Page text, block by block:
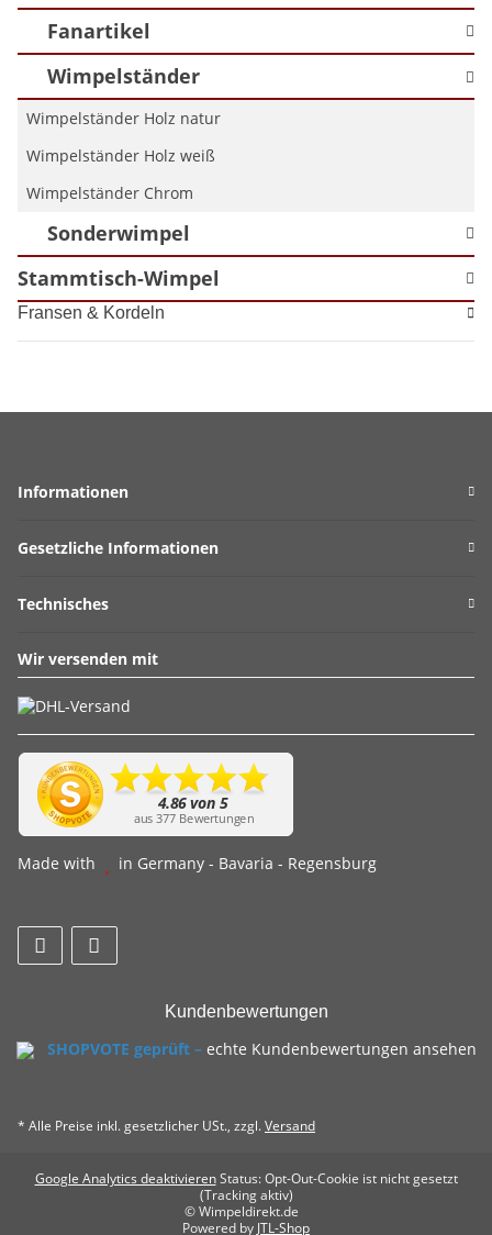
Fanartikel
Wimpelständer
Wimpelständer Holz natur
Wimpelständer Holz weiß
Wimpelständer Chrom
Sonderwimpel
Stammtisch-Wimpel
Fransen & Kordeln
Informationen
Gesetzliche Informationen
Technisches
Wir versenden mit
Made with in Germany - Bavaria - Regensburg
Kundenbewertungen
SHOPVOTE geprüft – echte Kundenbewertungen ansehen
* Alle Preise inkl. gesetzlicher USt., zzgl.Versand
Google Analytics deaktivieren Status: Opt-Out-Cookie ist nicht gesetzt
(Tracking aktiv)
© Wimpeldirekt.de
Powered by JTL-Shop